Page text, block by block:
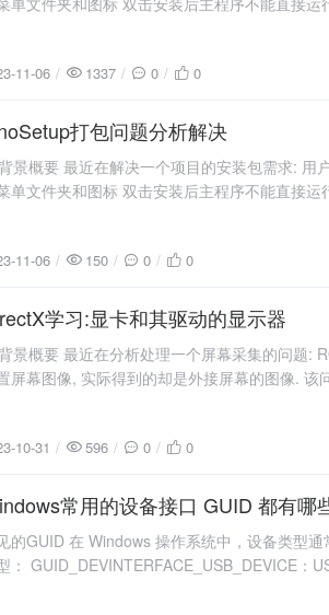
11-06 1337 0 0
11-06 打包问题分析解决
景概要 最近在解决一个项目的安装包需求:
单文件夹和图标 双击安装后主程序不能直接
11-06 150 0 0
10-31学习:显卡和其驱动的显示器
景概要 最近在分析处理一个屏幕采集的问题:
屏幕图像, 实际得到的却是外接屏幕的图像.
10-31 596 0 0
04-22 常用的设备接口 GUID 都有哪
的GUID 在 Windows 操作系统中，设备类型
： GUID_DEVINTERFACE_USB_DEVICE：